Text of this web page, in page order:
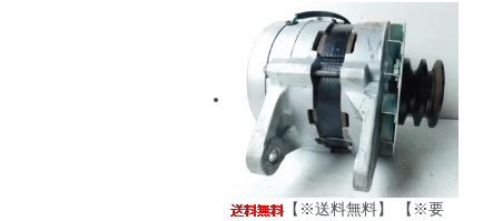
【※送料無料】 【※要